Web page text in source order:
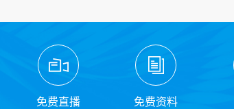
免费直播 免费资料